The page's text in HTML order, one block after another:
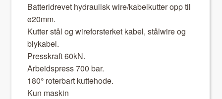
Bat­teridrevet hydraulisk wire/kabelkutter opp til
ø20mm.
Kut­ter stål og wire­forster­ket kabel, stål­wire og
blyk­a­bel.
Presskraft 60kN.
Arbei­d­spress 700 bar.
180° roter­bart kut­te­hode.
Kun maskin